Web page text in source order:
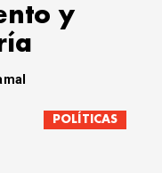
y
POLÍTICAS